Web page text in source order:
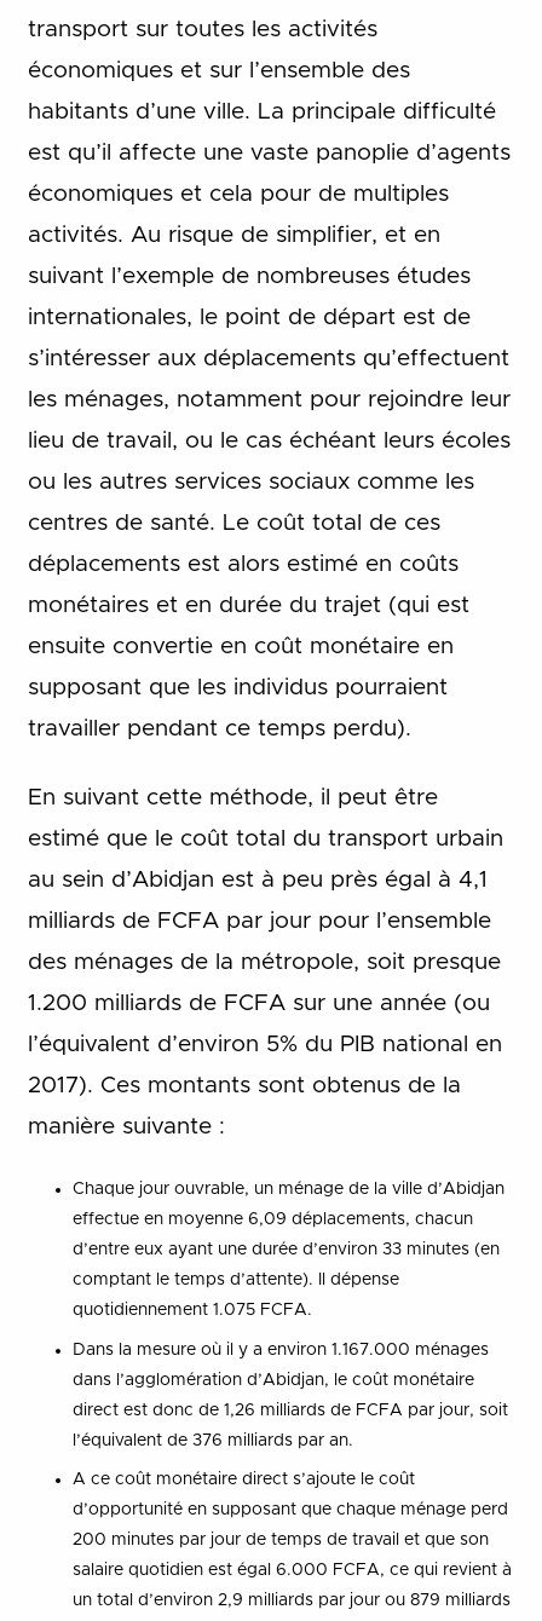
transport sur toutes les activités
économiques et sur l’ensemble des
habitants d’une ville. La principale difficulté
est qu’il affecte une vaste panoplie d’agents
économiques et cela pour de multiples
activités. Au risque de simplifier, et en
suivant l’exemple de nombreuses études
internationales, le point de départ est de
s’intéresser aux déplacements qu’effectuent
les ménages, notamment pour rejoindre leur
lieu de travail, ou le cas échéant leurs écoles
ou les autres services sociaux comme les
centres de santé. Le coût total de ces
déplacements est alors estimé en coûts
monétaires et en durée du trajet (qui est
ensuite convertie en coût monétaire en
supposant que les individus pourraient
travailler pendant ce temps perdu).
En suivant cette méthode, il peut être
estimé que le coût total du transport urbain
au sein d’Abidjan est à peu près égal à 4,1
milliards de FCFA par jour pour l’ensemble
des ménages de la métropole, soit presque
1.200 milliards de FCFA sur une année (ou
l’équivalent d’environ 5% du PIB national en
2017). Ces montants sont obtenus de la
manière suivante :
Chaque jour ouvrable, un ménage de la ville d’Abidjan
effectue en moyenne 6,09 déplacements, chacun
d’entre eux ayant une durée d’environ 33 minutes (en
comptant le temps d’attente). Il dépense
quotidiennement 1.075 FCFA.
Dans la mesure où il y a environ 1.167.000 ménages
dans l’agglomération d’Abidjan, le coût monétaire
direct est donc de 1,26 milliards de FCFA par jour, soit
l’équivalent de 376 milliards par an.
A ce coût monétaire direct s’ajoute le coût
d’opportunité en supposant que chaque ménage perd
200 minutes par jour de temps de travail et que son
salaire quotidien est égal 6.000 FCFA, ce qui revient à
un total d’environ 2,9 milliards par jour ou 879 milliards